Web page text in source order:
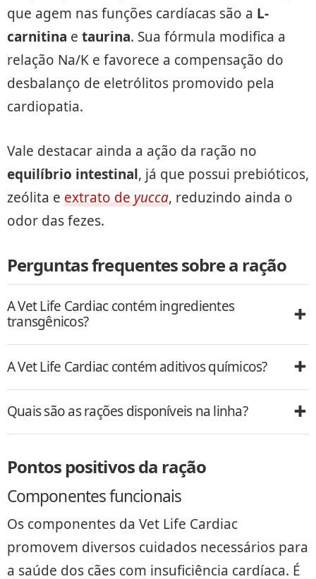
que agem nas funções cardíacas são a L-
carnitina e taurina. Sua fórmula modifica a
relação Na/K e favorece a compensação do
desbalanço de eletrólitos promovido pela
cardiopatia.
Vale destacar ainda a ação da ração no
equilíbrio intestinal, já que possui prebióticos,
zeólita e extrato de yucca, reduzindo ainda o
odor das fezes.
Perguntas frequentes sobre a ração
A Vet Life Cardiac contém ingredientes
transgênicos?
A Vet Life Cardiac contém aditivos químicos?
Quais são as rações disponíveis na linha?
Pontos positivos da ração
Componentes funcionais
Os componentes da Vet Life Cardiac
promovem diversos cuidados necessários para
a saúde dos cães com insuficiência cardíaca. É